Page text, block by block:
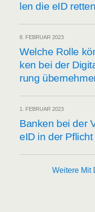
len die eID retten
8. FEBRUAR 2023
Wel­che Rol­le
ken bei der
rung
1. FEBRUAR 2023
Ban­ken bei der
eID in der Pflicht
Weitere Mit